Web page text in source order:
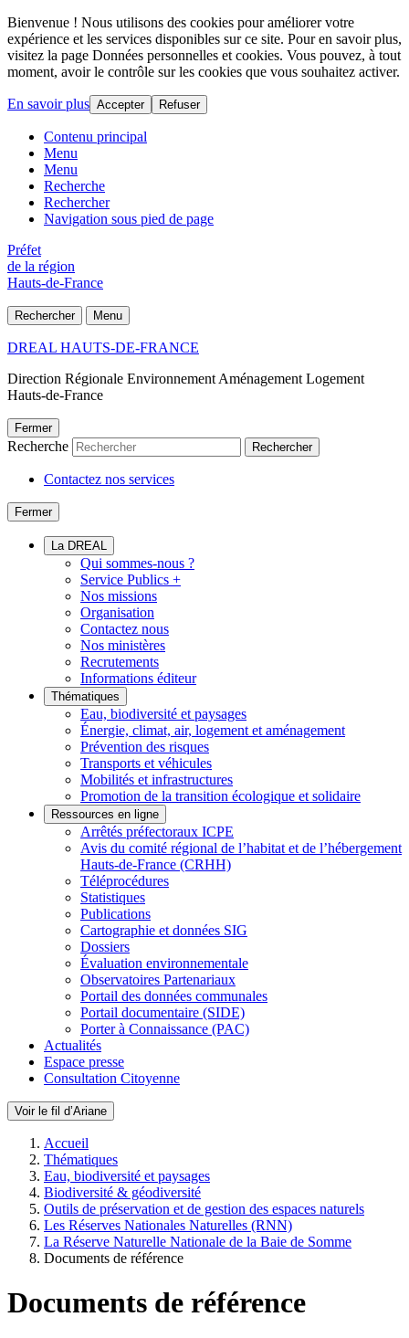
Bienvenue ! Nous utilisons des cookies pour améliorer votre
expérience et les services disponibles sur ce site. Pour en savoir plus,
visitez la page Données personnelles et cookies. Vous pouvez, à tout
moment, avoir le contrôle sur les cookies que vous souhaitez activer.
En savoir plus Accepter Refuser
Contenu principal
Menu
Menu
Recherche
Rechercher
Navigation sous pied de page
Préfet
de la région
Hauts-de-France
Rechercher Menu
DREAL HAUTS-DE-FRANCE
Direction Régionale Environnement Aménagement Logement
Hauts-de-France
Fermer
Recherche Rechercher
Contactez nos services
Fermer
La DREAL
Qui sommes-nous ?
Service Publics +
Nos missions
Organisation
Contactez nous
Nos ministères
Recrutements
Informations éditeur
Thématiques
Eau, biodiversité et paysages
Énergie, climat, air, logement et aménagement
Prévention des risques
Transports et véhicules
Mobilités et infrastructures
Promotion de la transition écologique et solidaire
Ressources en ligne
Arrêtés préfectoraux ICPE
Avis du comité régional de l’habitat et de l’hébergement
Hauts-de-France (CRHH)
Téléprocédures
Statistiques
Publications
Cartographie et données SIG
Dossiers
Évaluation environnementale
Observatoires Partenariaux
Portail des données communales
Portail documentaire (SIDE)
Porter à Connaissance (PAC)
Actualités
Espace presse
Consultation Citoyenne
Voir le fil d’Ariane
Accueil
Thématiques
Eau, biodiversité et paysages
Biodiversité & géodiversité
Outils de préservation et de gestion des espaces naturels
Les Réserves Nationales Naturelles (RNN)
La Réserve Naturelle Nationale de la Baie de Somme
Documents de référence
Documents de référence